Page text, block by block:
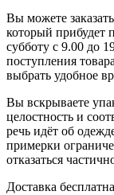
Вы можете
который прибудет
субботу с 9.00 до
поступления
выбрать удобное
Вы вскрываете
целостность и
речь идёт об
примерки
отказаться
Доставка